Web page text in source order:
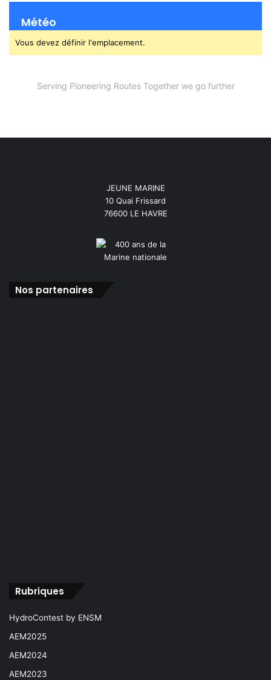
Météo
Vous devez définir l'emplacement.
Serving Pioneering Routes Together we go further
JEUNE MARINE
10 Quai Frissard
76600 LE HAVRE
Nos partenaires
Rubriques
HydroContest by ENSM
AEM2025
AEM2024
AEM2023